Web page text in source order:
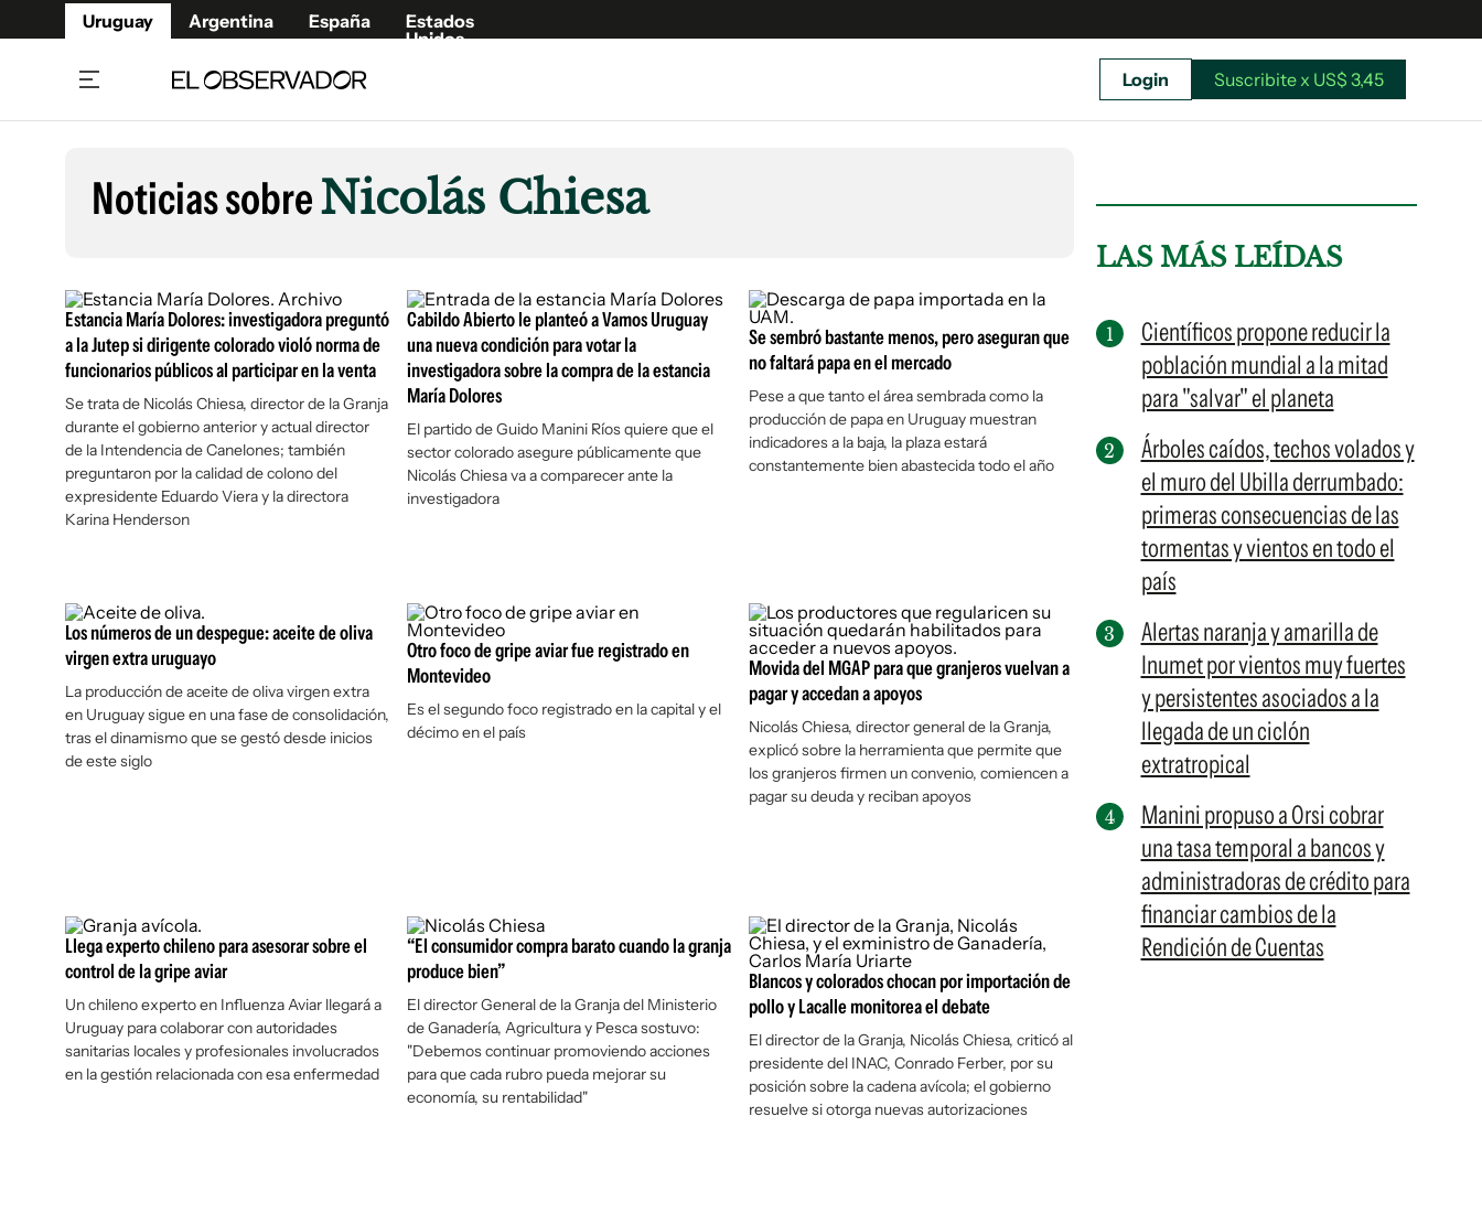
Uruguay Argentina España
Estados
Unidos
Beneficios Member
Café y Negocios
Economía y Empresas
Agro
Brand Studio
Mundo
Cultura y Espectáculos
Fúnebres
Publicaciones
Newsletters
Argentina
España
Estados Unidos
Suscribite x US$ 3,45
Login Suscribite x US$ 3,45
Noticias sobreNicolás Chiesa
Estancia María Dolores: investigadora preguntó
a la Jutep si dirigente colorado violó norma de
funcionarios públicos al participar en la venta
Se trata de Nicolás Chiesa, director de la Granja
durante el gobierno anterior y actual director
de la Intendencia de Canelones; también
preguntaron por la calidad de colono del
expresidente Eduardo Viera y la directora
Karina Henderson
Cabildo Abierto le planteó a Vamos Uruguay
una nueva condición para votar la
investigadora sobre la compra de la estancia
María Dolores
El partido de Guido Manini Ríos quiere que el
sector colorado asegure públicamente que
Nicolás Chiesa va a comparecer ante la
investigadora
Se sembró bastante menos, pero aseguran que
no faltará papa en el mercado
Pese a que tanto el área sembrada como la
producción de papa en Uruguay muestran
indicadores a la baja, la plaza estará
constantemente bien abastecida todo el año
Los números de un despegue: aceite de oliva
virgen extra uruguayo
La producción de aceite de oliva virgen extra
en Uruguay sigue en una fase de consolidación,
tras el dinamismo que se gestó desde inicios
de este siglo
Otro foco de gripe aviar fue registrado en
Montevideo
Es el segundo foco registrado en la capital y el
décimo en el país
Movida del MGAP para que granjeros vuelvan a
pagar y accedan a apoyos
Nicolás Chiesa, director general de la Granja,
explicó sobre la herramienta que permite que
los granjeros firmen un convenio, comiencen a
pagar su deuda y reciban apoyos
Llega experto chileno para asesorar sobre el
control de la gripe aviar
Un chileno experto en Influenza Aviar llegará a
Uruguay para colaborar con autoridades
sanitarias locales y profesionales involucrados
en la gestión relacionada con esa enfermedad
“El consumidor compra barato cuando la granja
produce bien”
El director General de la Granja del Ministerio
de Ganadería, Agricultura y Pesca sostuvo:
"Debemos continuar promoviendo acciones
para que cada rubro pueda mejorar su
economía, su rentabilidad"
Blancos y colorados chocan por importación de
pollo y Lacalle monitorea el debate
El director de la Granja, Nicolás Chiesa, criticó al
presidente del INAC, Conrado Ferber, por su
posición sobre la cadena avícola; el gobierno
resuelve si otorga nuevas autorizaciones
LAS MÁS LEÍDAS
Científicos propone reducir la
población mundial a la mitad
para "salvar" el planeta
Árboles caídos, techos volados y
el muro del Ubilla derrumbado:
primeras consecuencias de las
tormentas y vientos en todo el
país
Alertas naranja y amarilla de
Inumet por vientos muy fuertes
y persistentes asociados a la
llegada de un ciclón
extratropical
Manini propuso a Orsi cobrar
una tasa temporal a bancos y
administradoras de crédito para
financiar cambios de la
Rendición de Cuentas